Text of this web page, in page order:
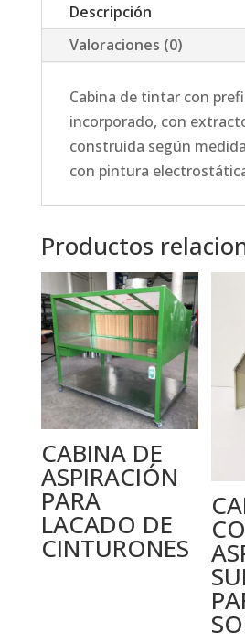
Descripción
Valoraciones (0)
Cabina de tintar con
incorporado, con
construida según
con pintura
Productos
CABINA DE
ASPIRACIÓN
PARA
LACADO DE
CINTURONES